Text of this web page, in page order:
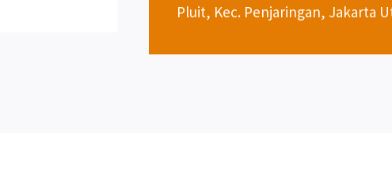
Pluit, Kec. Penjaringan, Jakarta